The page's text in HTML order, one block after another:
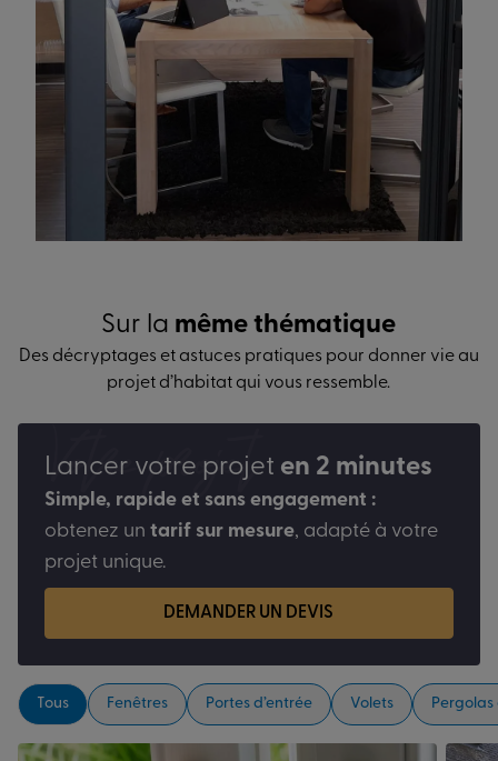
Sur la même thématique
Des décryptages et astuces pratiques pour donner vie au
projet d’habitat qui vous ressemble.
Tous Fenêtres Portes d’entrée Volets
Votre projet
Lancer votre projet en 2 minutes
Simple, rapide et sans engagement :
obtenez un tarif sur mesure, adapté à votre
projet unique.
DEMANDER UN DEVIS